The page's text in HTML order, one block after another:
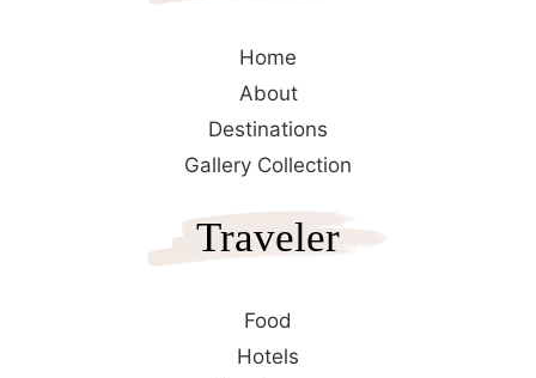
Home
About
Destinations
Gallery Collection
Traveler
Food
Hotels